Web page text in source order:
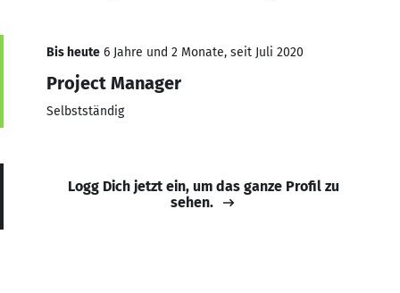
Bis heute 6 Jahre und 2 Monate, seit Juli 2020
Project Manager
Selbstständig
Logg Dich jetzt ein, um das ganze Profil zu
sehen.